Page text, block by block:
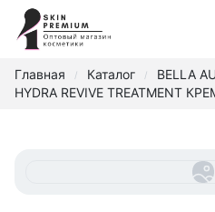
Главная / Каталог / BELLA
HYDRA REVIVE TREATMENT